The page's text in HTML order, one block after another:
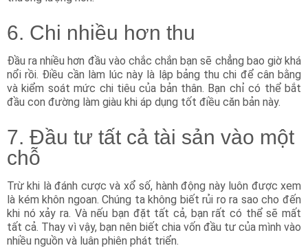
6. Chi nhiều hơn thu
Đầu ra nhiều hơn đầu vào chắc chắn bạn sẽ chẳng bao giờ khá
nổi rồi. Điều cần làm lúc này là lập bảng thu chi để cân bằng
và kiểm soát mức chi tiêu của bản thân. Bạn chỉ có thể bắt
đầu con đường làm giàu khi áp dụng tốt điều căn bản này.
7. Đầu tư tất cả tài sản vào một
chỗ
Trừ khi là đánh cược và xổ số, hành động này luôn được xem
là kém khôn ngoan. Chúng ta không biết rủi ro ra sao cho đến
khi nó xảy ra. Và nếu bạn đặt tất cả, bạn rất có thể sẽ mất
tất cả. Thay vì vậy, bạn nên biết chia vốn đầu tư của mình vào
nhiều nguồn và luân phiên phát triển.